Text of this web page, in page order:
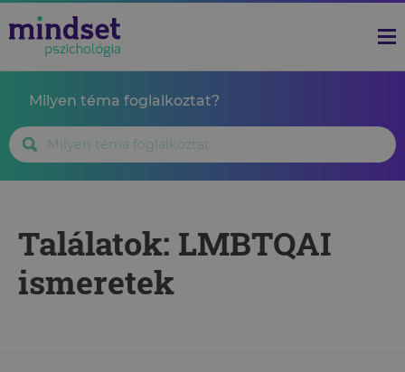
Milyen téma foglalkoztat?
Találatok: LMBTQAI
ismeretek